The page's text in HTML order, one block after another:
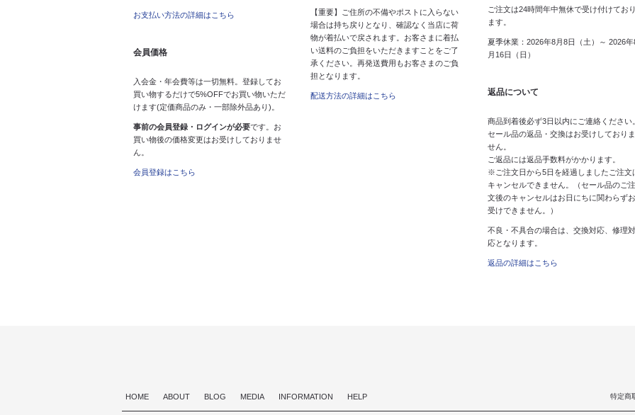
お支払い方法の詳細はこちら
会員価格
入会金・年会費等は一切無料。登録してお
買い物するだけで5%OFFでお買い物いただ
けます(定価商品のみ・一部除外品あり)。
事前の会員登録・ログインが必要です。お
買い物後の価格変更はお受けしておりませ
ん。
会員登録はこちら
【重要】ご住所の不備やポストに入らない
場合は持ち戻りとなり、確認なく当店に荷
物が着払いで戻されます。お客さまに着払
い送料のご負担をいただきますことをご了
承ください。再発送費用もお客さまのご負
担となります。
配送方法の詳細はこちら
ご注文は24時間年中無休で受け付けてお
ます。
夏季休業：2026年8月8日（土）～ 2026年
月16日（日）
返品について
商品到着後必ず3日以内にご連絡ください
セール品の返品・交換はお受けしておりま
せん。
ご返品には返品手数料がかかります。
※ご注文日から5日を経過しましたご注文
キャンセルできません。（セール品のご注
文後のキャンセルはお日にちに関わらずお
受けできません。）
不良・不具合の場合は、交換対応、修理対
応となります。
返品の詳細はこちら
HOME ABOUT BLOG MEDIA INFORMATION HELP 特定商